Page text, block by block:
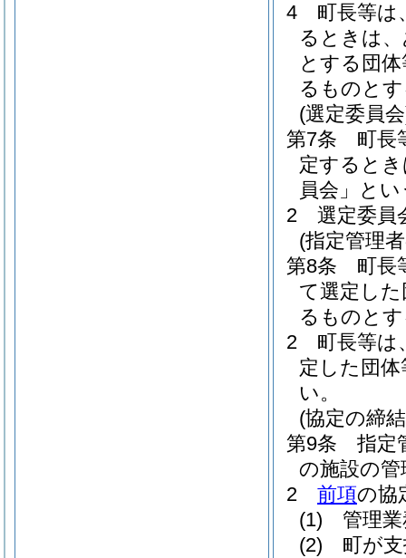
4
町長等は
るときは
とする団
るものと
(選定委員
第7条
町長
定すると
員会」と
2
選定委員
(指定管理
第8条
町長
て選定し
るものと
2
町長等は
定した団
い。
(協定の締
第9条
指定
の施設の
2
前項の協
(1)
管理
(2)
町が